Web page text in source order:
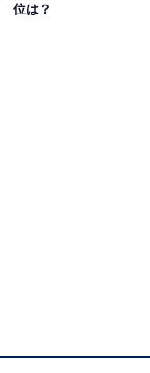
コメントが寄せら
位は？